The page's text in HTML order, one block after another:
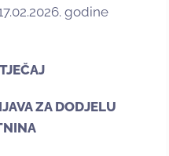
godine
ZA DODJELU